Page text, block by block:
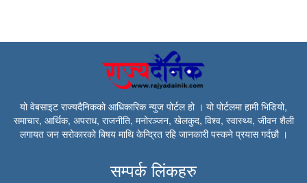
यो वेबसाइट राज्यदैनिकको आधिकारिक न्युज पोर्टल हो । यो पोर्टलमा हामी भिडियो,
समाचार, आर्थिक, अपराध, राजनीति, मनोरञ्जन, खेलकुद, विश्व, स्वास्थ्य, जीवन शैली
लगायत जन सरोकारको बिषय माथि केन्द्रित रहि जानकारी पस्कने प्रयास गर्दछौ ।
सम्पर्क लिंकहरु